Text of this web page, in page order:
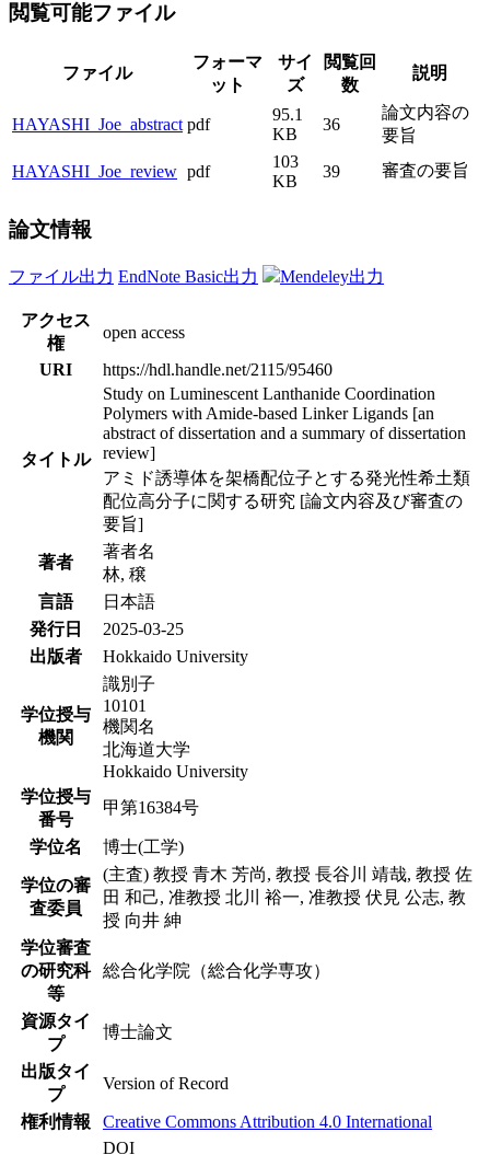
閲覧可能ファイル
ファイル
フォーマ
ット
サイ
ズ
閲覧回
数
説明
HAYASHI_Joe_abstract pdf
95.1
KB
36
論文内容の
要旨
HAYASHI_Joe_review pdf
103
KB
39 審査の要旨
論文情報
ファイル出力 EndNote Basic出力 Mendeley出力
アクセス
権
open access
URI
https://hdl.handle.net/2115/95460
タイトル
Study on Luminescent Lanthanide Coordination
Polymers with Amide-based Linker Ligands [an
abstract of dissertation and a summary of dissertation
review]
アミド誘導体を架橋配位子とする発光性希土類
配位高分子に関する研究 [論文内容及び審査の
要旨]
著者
著者名
林, 穣
言語
日本語
発行日
2025-03-25
出版者
Hokkaido University
学位授与
機関
識別子
10101
機関名
北海道大学
Hokkaido University
学位授与
番号
甲第16384号
学位名 博士(工学)
学位の審
査委員
(主査) 教授 青木 芳尚, 教授 長谷川 靖哉, 教授 佐
田 和己, 准教授 北川 裕一, 准教授 伏見 公志, 教
授 向井 紳
学位審査
の研究科
等
総合化学院（総合化学専攻）
資源タイ
プ
博士論文
出版タイ
プ
Version of Record
権利情報
Creative Commons Attribution 4.0 International
DOI